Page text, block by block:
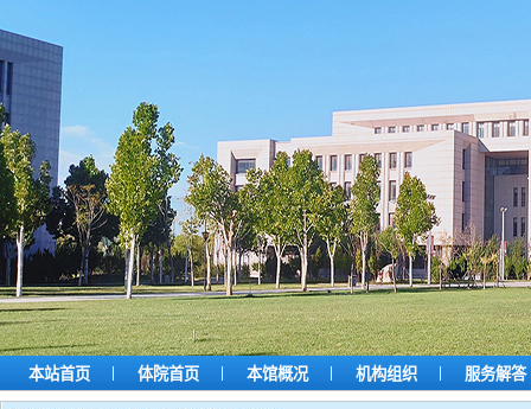
本站首页 | 体院首页 | 本馆概况 | 机构组织 | 服务解答